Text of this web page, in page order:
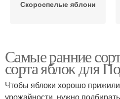
Скороспелые яблони
Самые ранние
сорта яблок для
Чтобы яблоки хорошо